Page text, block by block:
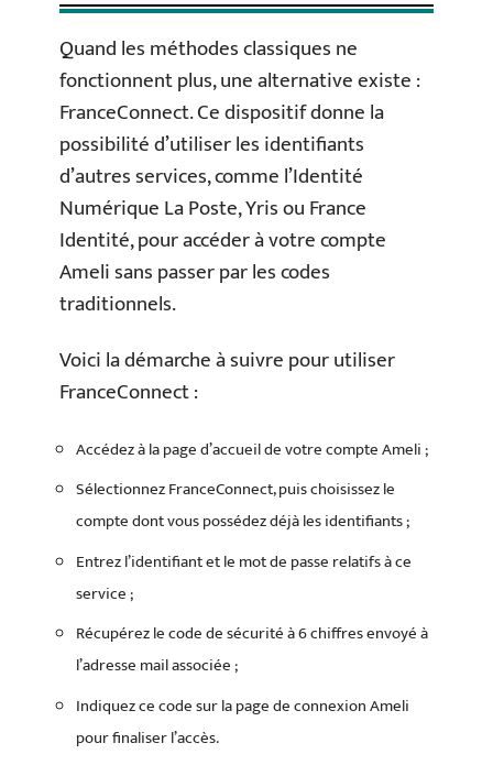
Quand les méthodes classiques ne
fonctionnent plus, une alternative existe :
FranceConnect. Ce dispositif donne la
possibilité d’utiliser les identifiants
d’autres services, comme l’Identité
Numérique La Poste, Yris ou France
Identité, pour accéder à votre compte
Ameli sans passer par les codes
traditionnels.
Voici la démarche à suivre pour utiliser
FranceConnect :
Accédez à la page d’accueil de votre compte Ameli ;
Sélectionnez FranceConnect, puis choisissez le
compte dont vous possédez déjà les identifiants ;
Entrez l’identifiant et le mot de passe relatifs à ce
service ;
Récupérez le code de sécurité à 6 chiffres envoyé à
l’adresse mail associée ;
Indiquez ce code sur la page de connexion Ameli
pour finaliser l’accès.